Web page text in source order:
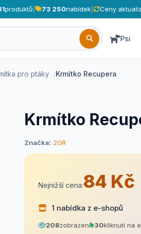
produktů 73 250nabídek| Ceny
Psi
pro ptáky Krmítko Recupera
Krmítko
Značka: 2GR
Nejnižší cena:84 Kč
1 nabídka z e-shopů
208zobrazení 30kliknutí na